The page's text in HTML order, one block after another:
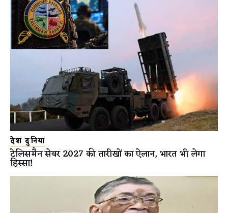
देश दुनिया
टेलिसमैन सेबर 2027 की तारीखों का ऐलान, भारत भी लेगा
हिस्सा!